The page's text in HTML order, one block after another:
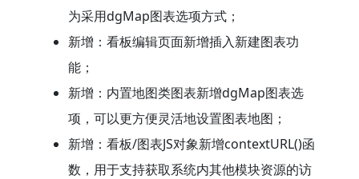
为采用dgMap图表选项方式；
新增：看板编辑页面新增插入新建图表功
能；
新增：内置地图类图表新增dgMap图表选
项，可以更方便灵活地设置图表地图；
新增：看板/图表JS对象新增contextURL()函
数，用于支持获取系统内其他模块资源的访